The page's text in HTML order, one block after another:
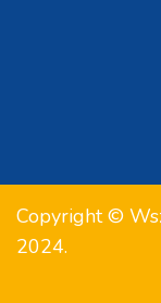
Copyright ©
2024.